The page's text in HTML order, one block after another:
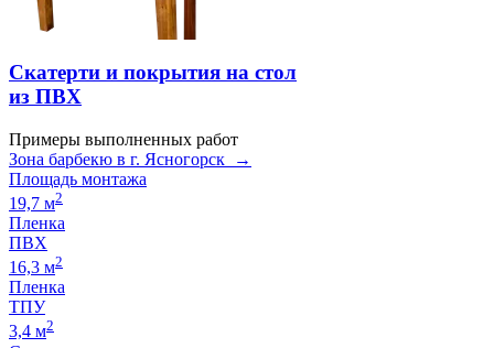
Скатерти и покрытия на стол
из ПВХ
Примеры выполненных работ
Зона барбекю в г. Ясногорск →
Площадь монтажа
19,7 м2
Пленка
ПВХ
16,3 м2
Пленка
ТПУ
3,4 м2